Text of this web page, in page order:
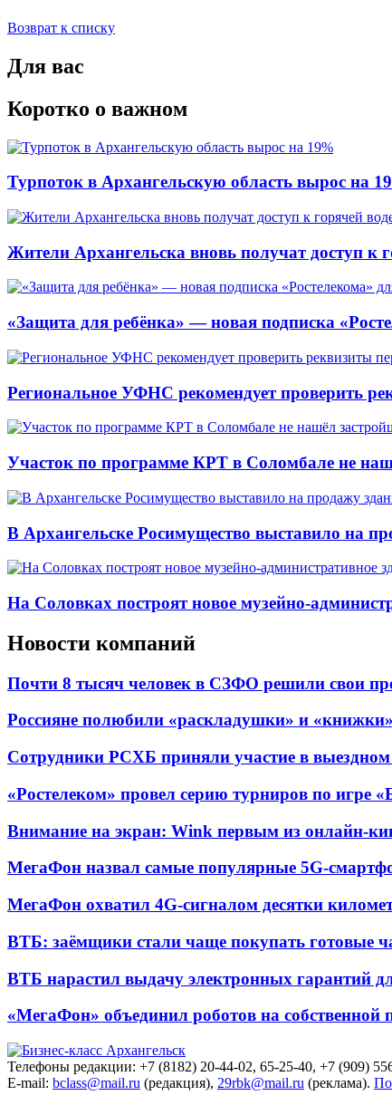
Возврат к списку
Для вас
Коротко о важном
Турпоток в Архангельскую область вырос на
Жители Архангельска вновь получат доступ к
«Защита для ребёнка» — новая подписка
Региональное УФНС рекомендует проверить
Участок по программе КРТ в Соломбале не
В Архангельске Росимущество выставило на
На Соловках построят новое музейно-
Новости компаний
Почти 8 тысяч человек в СЗФО решили свои
Россияне полюбили «раскладушки» и «книжки»
Сотрудники РСХБ приняли участие в
«Ростелеком» провел серию турниров по игре
Внимание на экран: Wink первым из онлайн-
МегаФон назвал самые популярные 5G-
МегаФон охватил 4G-сигналом десятки
ВТБ: заёмщики стали чаще покупать готовые
ВТБ нарастил выдачу электронных гарантий
«МегаФон» объединил роботов на
Телефоны редакции: +7 (8182) 20-44-02, 65-25-40, +7 (909)
E-mail: bclass@mail.ru (редакция), 29rbk@mail.ru (реклама).